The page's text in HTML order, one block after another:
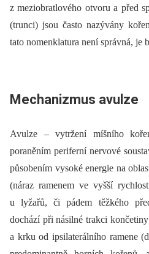
z meziobratlového otvoru a před
(trunci) jsou často nazývány
tato nomenklatura není správná, je
Mechanizmus avulze
Avulze –⁠ vytržení míšního
poraněním periferní nervové
působením vysoké energie na
(náraz ramenem ve vyšší
u lyžařů, či pádem těžkého
dochází při násilné trakci
a krku od ipsilaterálního ramene